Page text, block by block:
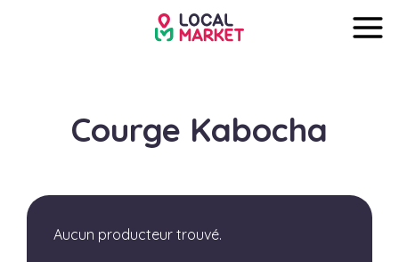
Courge Kabocha
Aucun producteur trouvé.